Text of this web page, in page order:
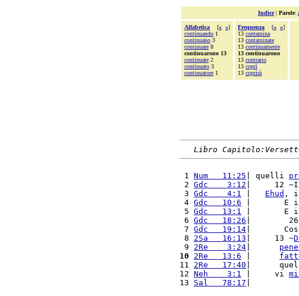
Indice| Parole:
Alfabetica [« »]
continuando 1
continuano 3
continuare 8
continuarono 13
continuate 2
continuato 3
continuatore 1
Frequenza [« »]
13 contamina
13 contaminate
13 continuamente
13 continuarono
13 contrario
13 coprì
13 coprirà
Libro
1 Num   11:25 | quelli
2 Gdc    3:12 |     12 ~I
3 Gdc    4:1 Ehud , i
4 Gdc   10:6 |       E i
5 Gdc   13:1 |       E i
6 Gdc   18:26 |
7 Gdc   19:14 |
8 2Sa   16:13 |     13 ~
9 2Re    3:24
10
2Re   13:6
11 2Re   17:40 |
12 Neh    3:1 |     vi
13 Sal   78:17 |